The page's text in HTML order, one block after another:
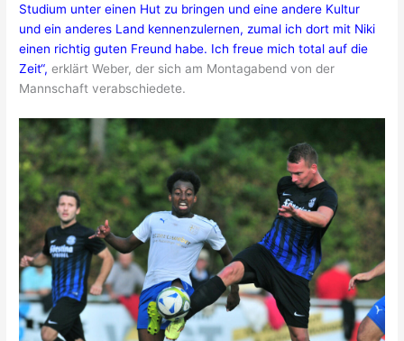
Studium unter einen Hut zu bringen und eine andere Kultur
und ein anderes Land kennenzulernen, zumal ich dort mit Niki
einen richtig guten Freund habe. Ich freue mich total auf die
Zeit“, erklärt Weber, der sich am Montagabend von der
Mannschaft verabschiedete.